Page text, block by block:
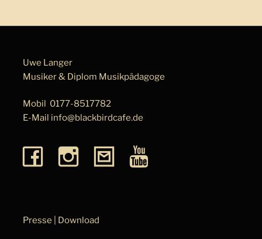
Uwe Langer
Musiker & Diplom Musik­pä­da­go­ge
Mobil 0177-8517782
E-Mail info@blackbirdcafe.de
Presse | Download